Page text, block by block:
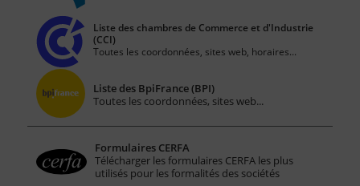
Liste des chambres de Commerce et d'Industrie
(CCI)
Toutes les coordonnées, sites web, horaires...
Liste des BpiFrance (BPI)
Toutes les coordonnées, sites web...
Formulaires CERFA
Télécharger les formulaires CERFA les plus
utilisés pour les formalités des sociétés